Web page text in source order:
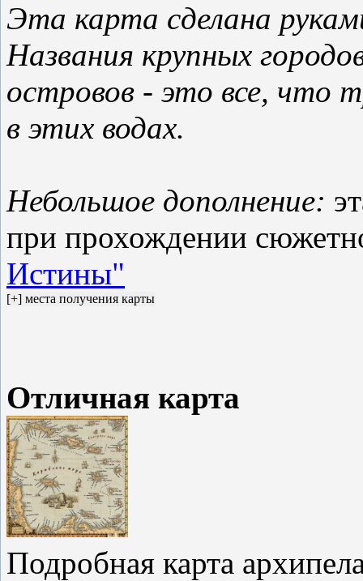
Эта карта сделана
Названия крупных
островов - это все, что
в этих водах.
Небольшое дополнение:
при прохождении
Истины"
Отличная карта
Подробная карта